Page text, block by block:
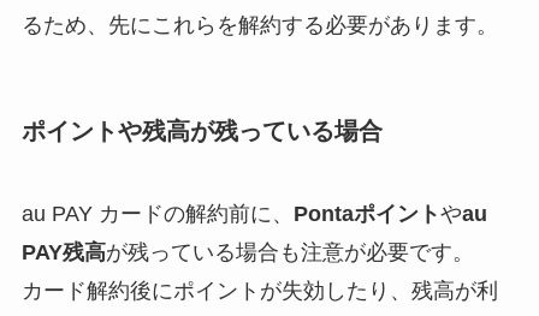
るため、先にこれらを解約する必要があります。
ポイントや残高が残っている場合
au PAY カードの解約前に、 Pontaポイントやau
PAY残高が残っている場合も注意が必要です。
カード解約後にポイントが失効したり、残高が利